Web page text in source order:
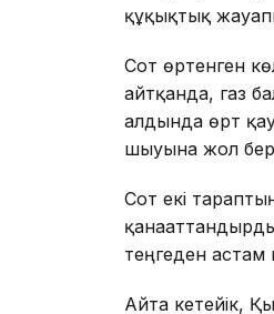
құқықтық
Сот өртенген
айтқанда, газ
алдында өрт
шығуына жол
Сот екі
теңгеден астам
Айта кетейік,